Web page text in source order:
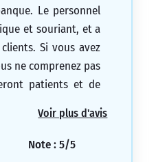
Le personnel
et souriant, et a
Si vous avez
ne comprenez pas
patients et de
toujours un plaisir
de la politesse, de
Voir plus d'avis
Note : 5/5